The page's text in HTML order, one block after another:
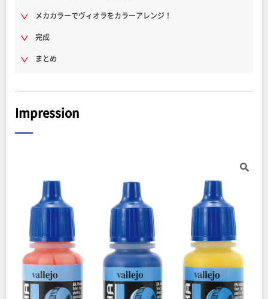
メカカラーでヴィオラをカラーアレンジ！
完成
まとめ
Impression